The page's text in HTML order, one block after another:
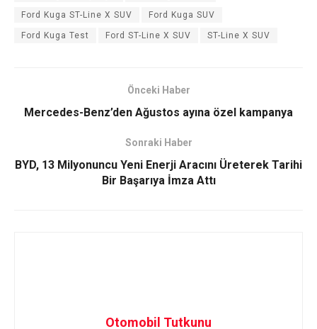
Ford Kuga ST-Line X SUV Ford Kuga SUV
Ford Kuga Test Ford ST-Line X SUV ST-Line X SUV
Önceki Haber
Mercedes-Benz’den Ağustos ayına özel kampanya
Sonraki Haber
BYD, 13 Milyonuncu Yeni Enerji Aracını Üreterek Tarihi
Bir Başarıya İmza Attı
Otomobil Tutkunu